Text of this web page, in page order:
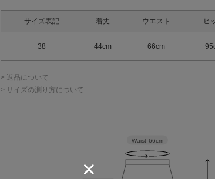
サイズ表記 着丈 ウエスト ヒ
38 44cm 66cm
> 返品について
> サイズの測り方について
Waist 66cm